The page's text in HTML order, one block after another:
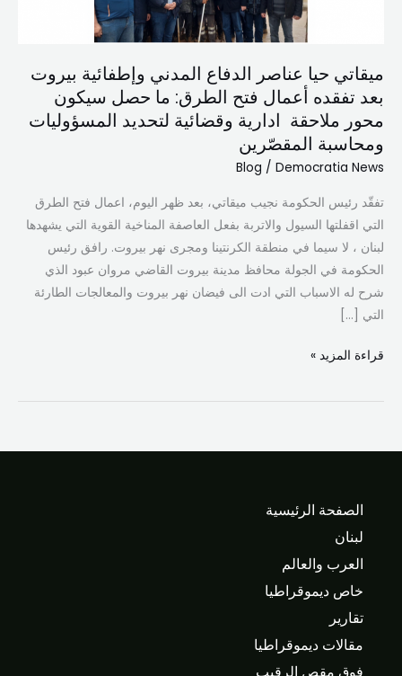
ميقاتي حيا عناصر الدفاع المدني وإطفائية بيروت
بعد تفقده أعمال فتح الطرق: ما حصل سيكون
محور ملاحقة ادارية وقضائية لتحديد المسؤوليات
ومحاسبة المقصّرين
Blog / Democratia News
تفقّد رئيس الحكومة نجيب ميقاتي، بعد ظهر اليوم، اعمال فتح الطرق
التي اقفلتها السيول والاتربة بفعل العاصفة المناخية القوية التي يشهدها
لبنان ، لا سيما في منطقة الكرنتينا ومجرى نهر بيروت. رافق رئيس
الحكومة في الجولة محافظ مدينة بيروت القاضي مروان عبود الذي
شرح له الاسباب التي ادت الى فيضان نهر بيروت والمعالجات الطارئة
التي […]
الطرق:
ما
حصل
سيكون
محور
ملاحقة
ادارية
وقضائية
لتحديد
المسؤوليات
ومحاسبة
قراءة المزيد »
الصفحة الرئيسية
لبنان
العرب والعالم
خاص ديموقراطيا
تقارير
مقالات ديموقراطيا